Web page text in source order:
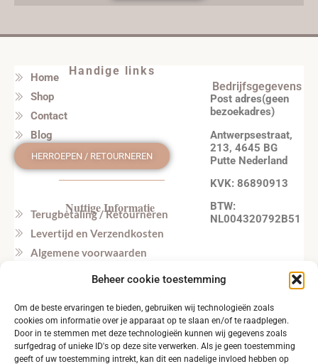
Beheer cookie toestemming
Om de beste ervaringen te bieden, gebruiken wij technologieën zoals
cookies om informatie over je apparaat op te slaan en/of te raadplegen.
Door in te stemmen met deze technologieën kunnen wij gegevens zoals
surfgedrag of unieke ID's op deze site verwerken. Als je geen toestemming
geeft of uw toestemming intrekt, kan dit een nadelige invloed hebben op
Handige links
Home
Shop
Contact
Blog
HERROEPEN / RETOURNEREN
Nuttige Informatie
Terugbetaling / Retourneren
Levertijd en Verzendkosten
Algemene voorwaarden
Tel. NL: +31164603172 (NL, EN)
Tel. BE: +32495219857 (NL, EN)
Bedrijfsgegevens
Post adres(geen
bezoekadres)
Antwerpsestraat,
213, 4645 BG
Putte Nederland
KVK: 86890913
BTW:
NL004320792B51